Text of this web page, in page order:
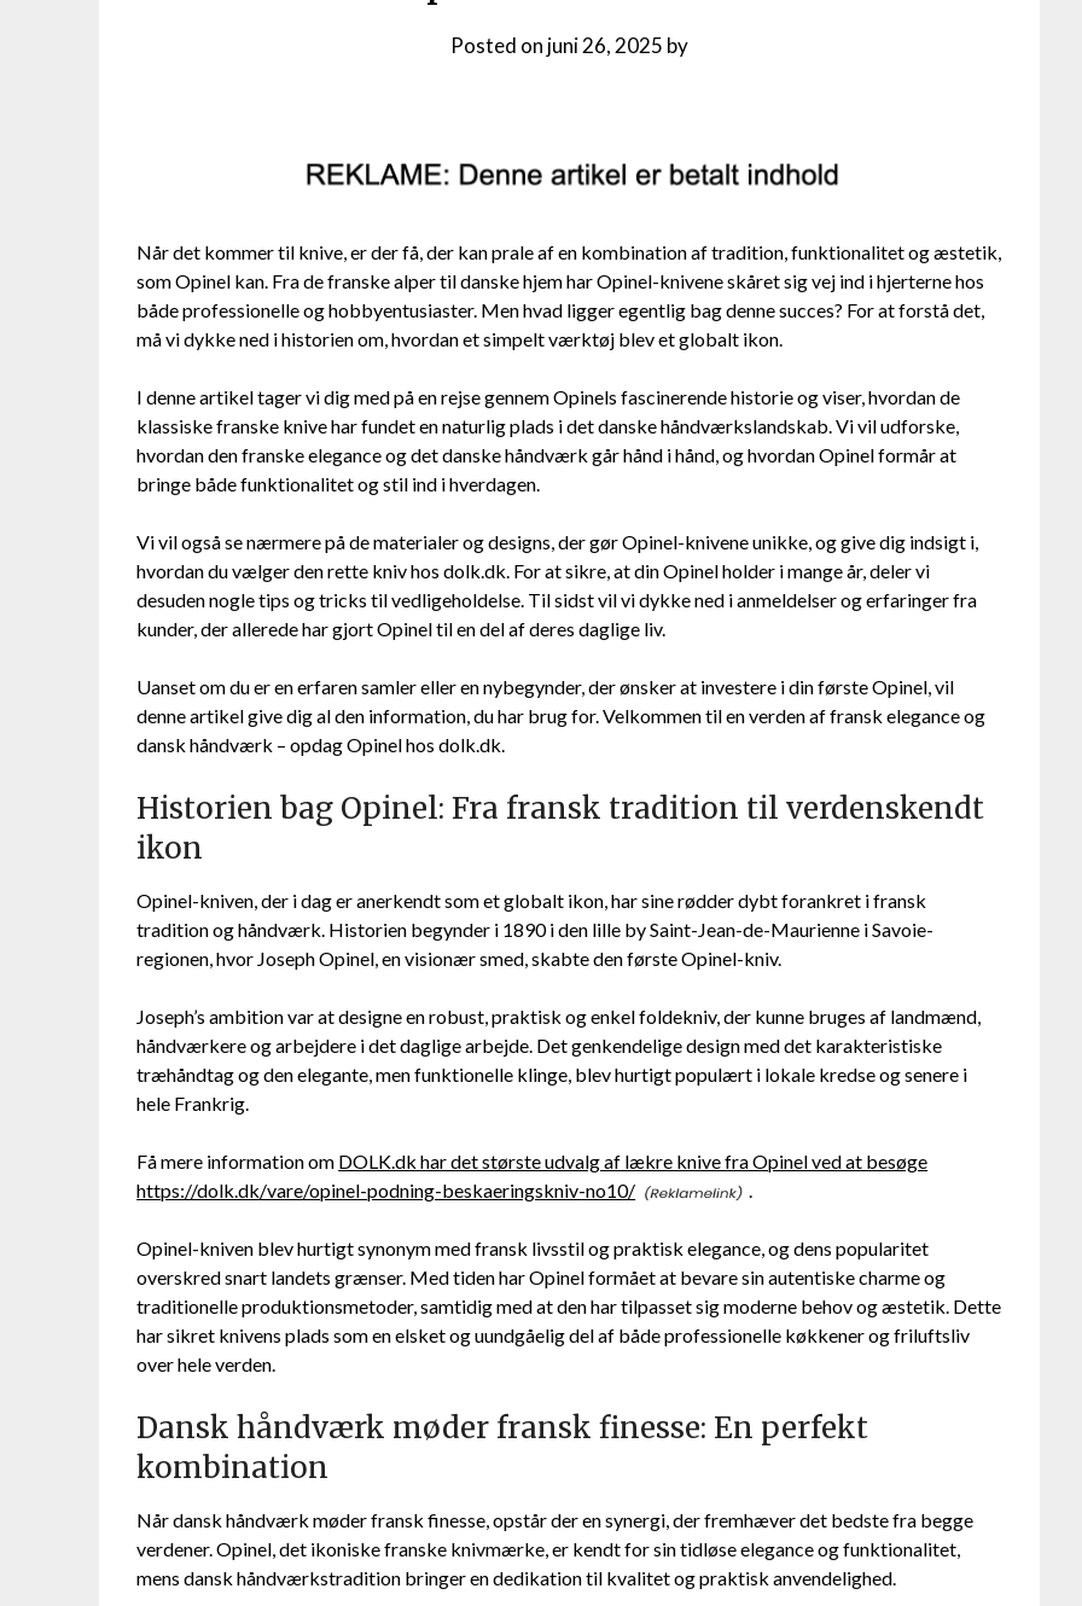
Posted on juni 26, 2025 by
Når det kommer til knive, er der få, der kan prale af en kombination af tradition, funktionalitet og æstetik,
som Opinel kan. Fra de franske alper til danske hjem har Opinel-knivene skåret sig vej ind i hjerterne hos
både professionelle og hobbyentusiaster. Men hvad ligger egentlig bag denne succes? For at forstå det,
må vi dykke ned i historien om, hvordan et simpelt værktøj blev et globalt ikon.
I denne artikel tager vi dig med på en rejse gennem Opinels fascinerende historie og viser, hvordan de
klassiske franske knive har fundet en naturlig plads i det danske håndværkslandskab. Vi vil udforske,
hvordan den franske elegance og det danske håndværk går hånd i hånd, og hvordan Opinel formår at
bringe både funktionalitet og stil ind i hverdagen.
Vi vil også se nærmere på de materialer og designs, der gør Opinel-knivene unikke, og give dig indsigt i,
hvordan du vælger den rette kniv hos dolk.dk. For at sikre, at din Opinel holder i mange år, deler vi
desuden nogle tips og tricks til vedligeholdelse. Til sidst vil vi dykke ned i anmeldelser og erfaringer fra
kunder, der allerede har gjort Opinel til en del af deres daglige liv.
Uanset om du er en erfaren samler eller en nybegynder, der ønsker at investere i din første Opinel, vil
denne artikel give dig al den information, du har brug for. Velkommen til en verden af fransk elegance og
dansk håndværk – opdag Opinel hos dolk.dk.
Historien bag Opinel: Fra fransk tradition til verdenskendt
ikon
Opinel-kniven, der i dag er anerkendt som et globalt ikon, har sine rødder dybt forankret i fransk
tradition og håndværk. Historien begynder i 1890 i den lille by Saint-Jean-de-Maurienne i Savoie-
regionen, hvor Joseph Opinel, en visionær smed, skabte den første Opinel-kniv.
Joseph’s ambition var at designe en robust, praktisk og enkel foldekniv, der kunne bruges af landmænd,
håndværkere og arbejdere i det daglige arbejde. Det genkendelige design med det karakteristiske
træhåndtag og den elegante, men funktionelle klinge, blev hurtigt populært i lokale kredse og senere i
hele Frankrig.
Få mere information om DOLK.dk har det største udvalg af lækre knive fra Opinel ved at besøge
https://dolk.dk/vare/opinel-podning-beskaeringskniv-no10/
.
Opinel-kniven blev hurtigt synonym med fransk livsstil og praktisk elegance, og dens popularitet
overskred snart landets grænser. Med tiden har Opinel formået at bevare sin autentiske charme og
traditionelle produktionsmetoder, samtidig med at den har tilpasset sig moderne behov og æstetik. Dette
har sikret knivens plads som en elsket og uundgåelig del af både professionelle køkkener og friluftsliv
over hele verden.
Dansk håndværk møder fransk finesse: En perfekt
kombination
Når dansk håndværk møder fransk finesse, opstår der en synergi, der fremhæver det bedste fra begge
verdener. Opinel, det ikoniske franske knivmærke, er kendt for sin tidløse elegance og funktionalitet,
mens dansk håndværkstradition bringer en dedikation til kvalitet og praktisk anvendelighed.